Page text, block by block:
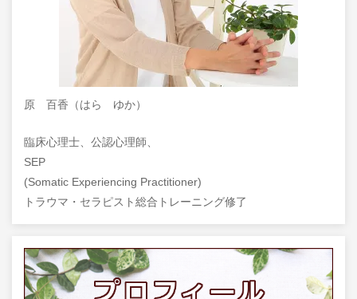
原 百香（はら ゆか）
臨床心理士、公認心理師、
SEP
(Somatic Experiencing Practitioner)
トラウマ・セラピスト総合トレーニング修了